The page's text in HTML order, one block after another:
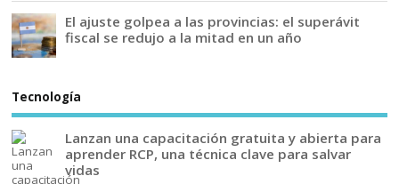
El ajuste golpea a las provincias: el superávit
fiscal se redujo a la mitad en un año
Tecnología
Lanzan una capacitación gratuita y abierta para
aprender RCP, una técnica clave para salvar
vidas